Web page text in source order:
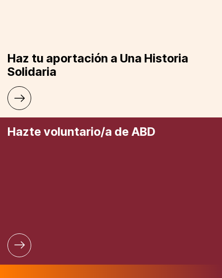
Haz tu aportación a Una Historia
Solidaria
Hazte voluntario/a de ABD